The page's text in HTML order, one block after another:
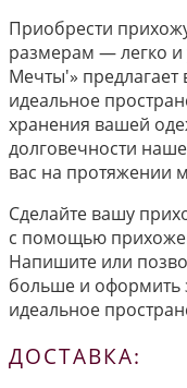
Приобрести
размерам — легко
Мечты'» предлагает
идеальное
хранения вашей
долговечности
вас на протяжении
Сделайте вашу
с помощью
Напишите или
больше и оформить
идеальное
ДОСТАВКА: